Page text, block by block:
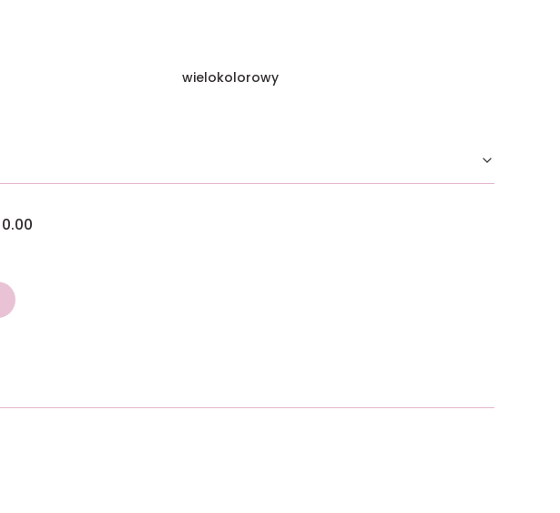
wielokolorowy
0.00